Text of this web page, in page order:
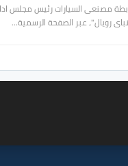
مصنعى السيارات رئيس مجلس
رويال"، عبر الصفحة الرسمية…